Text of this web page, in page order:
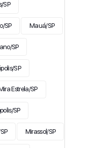
SP
SP Mauá/SP
SP
SP
Estrela/SP
SP
Mirassol/SP